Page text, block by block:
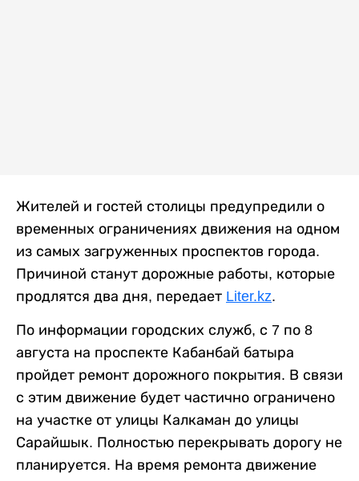
Жителей и гостей столицы предупредили о
временных ограничениях движения на одном
из самых загруженных проспектов города.
Причиной станут дорожные работы, которые
продлятся два дня, передает Liter.kz.
По информации городских служб, с 7 по 8
августа на проспекте Кабанбай батыра
пройдет ремонт дорожного покрытия. В связи
с этим движение будет частично ограничено
на участке от улицы Калкаман до улицы
Сарайшык. Полностью перекрывать дорогу не
планируется. На время ремонта движение